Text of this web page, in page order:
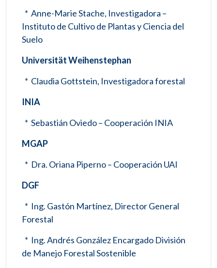
* Anne-Marie Stache, Investigadora –
Instituto de Cultivo de Plantas y Ciencia del
Suelo
Universität Weihenstephan
* Claudia Gottstein, Investigadora forestal
INIA
* Sebastián Oviedo – Cooperación INIA
MGAP
* Dra. Oriana Piperno – Cooperación UAI
DGF
* Ing. Gastón Martínez, Director General
Forestal
* Ing. Andrés González Encargado División
de Manejo Forestal Sostenible